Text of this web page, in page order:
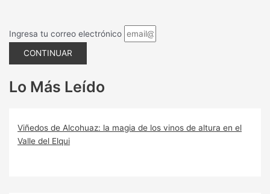
Ingresa tu correo electrónico
CONTINUAR
Lo Más Leído
Viñedos de Alcohuaz: la magia de los vinos de altura en el
Valle del Elqui